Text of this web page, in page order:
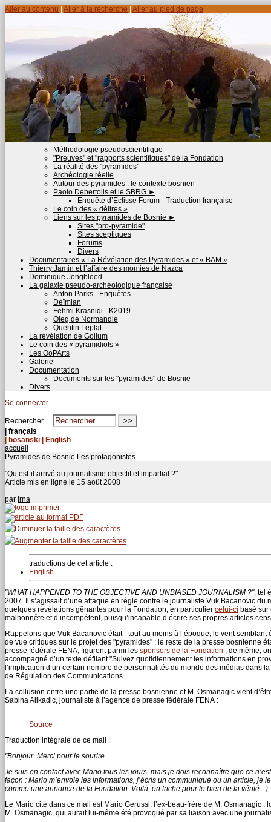
Aller au contenu Aller à la recherche Aller au pied de page
Méthodologie pseudoscientifique
"Preuves" et "rapports scientifiques" de la Fondation
La réalité des "pyramides"
Archéologie réelle
Autour des pyramides : le contexte bosnien
Paolo Debertolis et le SBRG ►
Enquête d’Eclisse Forum - Traduction française
Le coin des « délires »
Liens sur les pyramides de Bosnie ►
Sites "pro-pyramide"
Sites sceptiques
Forums
Divers
Documentaires « La Révélation des Pyramides » et « BAM »
Thierry Jamin et l’affaire des momies de Nazca
Dominique Jongbloed
La galaxie pseudo-archéologique française
Anton Parks - Enquêtes
Deïmian
Fehmi Krasniqi - K2019
Oleg de Normandie
Quentin Leplat
La révélation de Gollum
Le coin des « pyramidiots »
Les OoPArts
Galerie
Documentation
Documents sur les "pyramides" de Bosnie
Divers
Se connecter
Rechercher ...
| français
| bosanski | English
accueil
Pyramides de Bosnie Les protagonistes
"Qu’est-il arrivé au journalisme objectif et impartial ?"
Article mis en ligne le 15 août 2008
par Irna
traductions de cet article :
English
"WHAT HAPPENED TO THE OBJECTIVE AND UNBIASED JOURNALISM ?", tel
2007. Il s’agissait d’une attaque en règle contre le journaliste Vuk Bacanovic du
quelques révélations gênantes pour la Fondation, en particulier celui-ci basé sur
malhonnête et d’incompétent, puisqu’incapable d’écrire ses propres articles
Rappelons que Vuk Bacanovic était - tout au moins à l’époque, le vent
de vue critiques sur le projet des "pyramides" ; le reste de la presse bosnienne
presse fédérale FENA, figurent parmi les sponsors de la Fondation ; de même,
accompagné d’un texte défilant "Suivez quotidiennement les informations en
l’implication d’un certain nombre de personnalités du monde des médias dans
de Régulation des Communications...
La collusion entre une partie de la presse bosnienne et M. Osmanagic vient
Sabina Alikadic, journaliste à l’agence de presse fédérale FENA :
Source
Traduction intégrale de ce mail :
"Bonjour. Merci pour le sourire.
Je suis en contact avec Mario tous les jours, mais je dois reconnaître que ce
façon : Mario m’envoie les informations, j’écris un communiqué ou un article,
comme une annonce de la Fondation. Voilà, on triche pour le bien de la vérité :-).
Le Mario cité dans ce mail est Mario Gerussi, l’ex-beau-frère de M. Osmanagic
M. Osmanagic, qui aurait lui-même été provoqué par sa liaison avec une